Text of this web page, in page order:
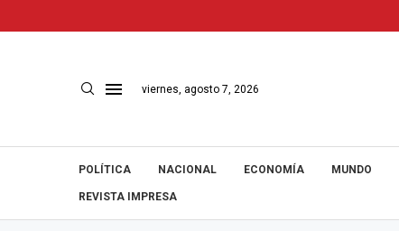
viernes, agosto 7, 2026
POLÍTICA NACIONAL ECONOMÍA MUNDO
REVISTA IMPRESA